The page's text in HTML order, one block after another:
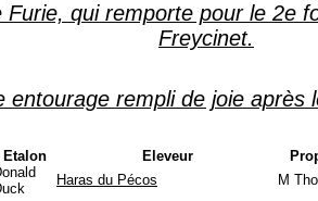
Furie, qui remporte pour le 2e
Freycinet.
entourage rempli de joie après
Etalon Eleveur
Haras du Pécos
M